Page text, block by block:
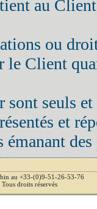
au
ou
le Client
seuls
et
émanant
au +33-(0)9-51-26-53-76
droits réservés